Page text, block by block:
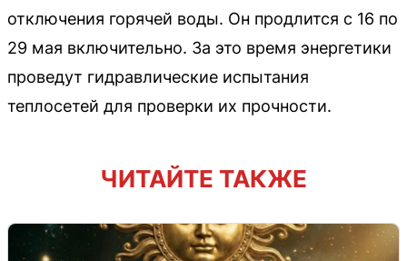
отключения горячей воды. Он продлится с 16 по
29 мая включительно. За это время энергетики
проведут гидравлические испытания
теплосетей для проверки их прочности.
ЧИТАЙТЕ ТАКЖЕ